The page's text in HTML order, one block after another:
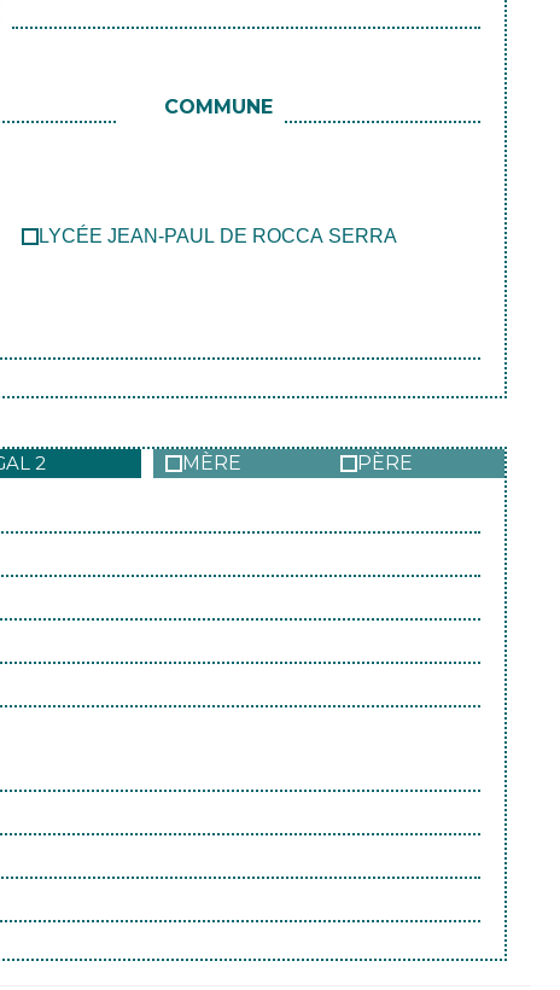
COMMUNE
LYCÉE JEAN-PAUL DE ROCCA SERRA
2 MÈRE PÈRE